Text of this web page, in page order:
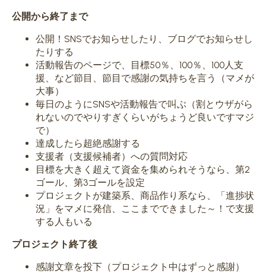
公開から終了まで
公開！SNSでお知らせしたり、ブログでお知らせし
たりする
活動報告のページで、目標50％、100％、100人支
援、など節目、節目で感謝の気持ちを言う（マメが
大事）
毎日のようにSNSや活動報告で叫ぶ（割とウザがら
れないのでやりすぎくらいがちょうど良いですマジ
で）
達成したら超絶感謝する
支援者（支援候補者）への質問対応
目標を大きく超えて資金を集められそうなら、第2
ゴール、第3ゴールを設定
プロジェクトが建築系、商品作り系なら、「進捗状
況」をマメに発信、ここまでできました～！で支援
する人もいる
プロジェクト終了後
感謝文章を投下（プロジェクト中はずっと感謝）